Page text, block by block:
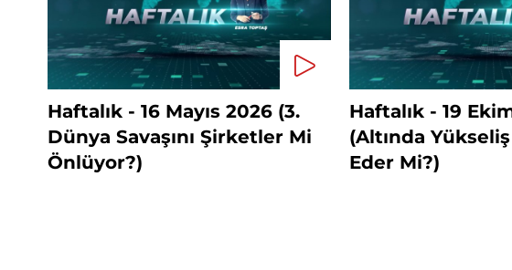
Haftalık - 16 Mayıs 2026 (3.
Dünya Savaşını Şirketler Mi
Önlüyor?)
Haftalık - 19
(Altında
Eder Mi?)